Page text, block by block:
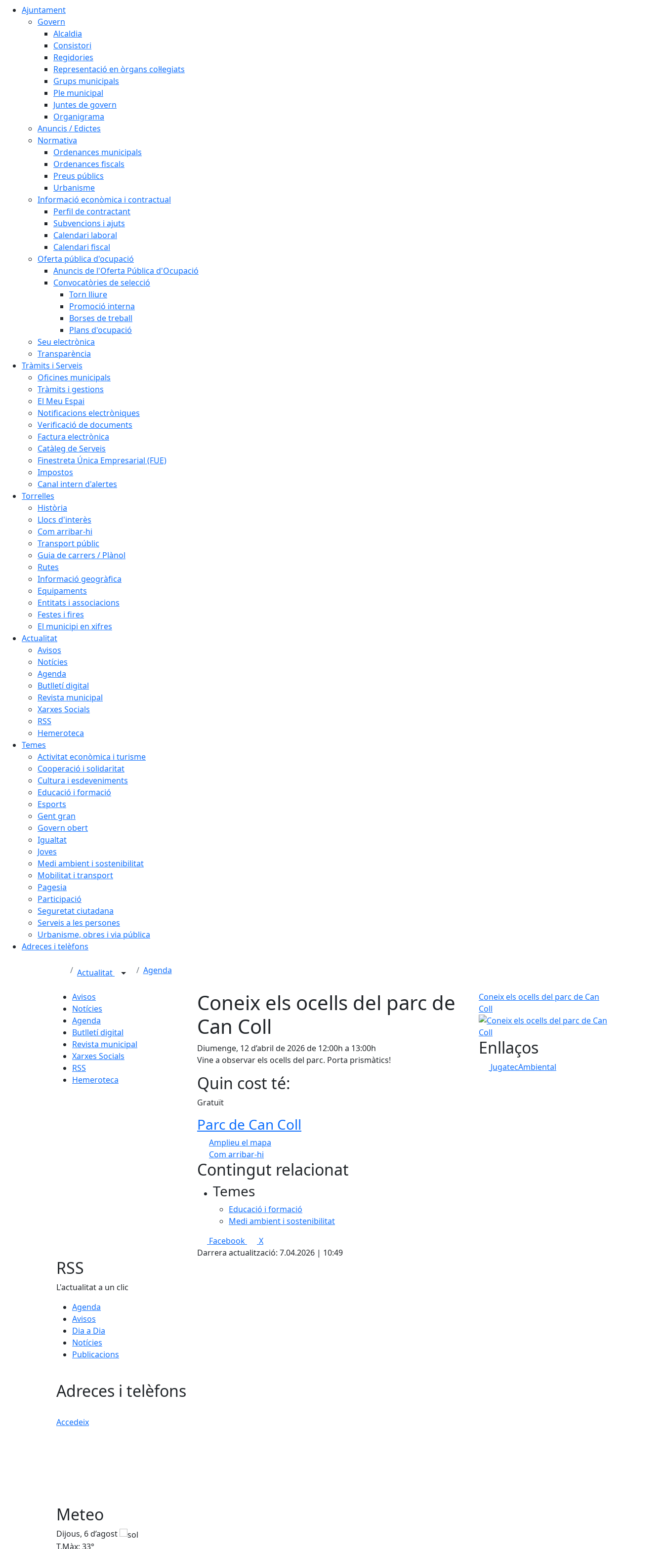
Ajuntament
Govern
Alcaldia
Consistori
Regidories
Representació en òrgans col·legiats
Grups municipals
Ple municipal
Juntes de govern
Organigrama
Anuncis / Edictes
Normativa
Ordenances municipals
Ordenances fiscals
Preus públics
Urbanisme
Informació econòmica i contractual
Perfil de contractant
Subvencions i ajuts
Calendari laboral
Calendari fiscal
Oferta pública d'ocupació
Anuncis de l'Oferta Pública d'Ocupació
Convocatòries de selecció
Torn lliure
Promoció interna
Borses de treball
Plans d'ocupació
Seu electrònica
Transparència
Tràmits i Serveis
Oficines municipals
Tràmits i gestions
El Meu Espai
Notificacions electròniques
Verificació de documents
Factura electrònica
Catàleg de Serveis
Finestreta Única Empresarial (FUE)
Impostos
Canal intern d'alertes
Torrelles
Història
Llocs d'interès
Com arribar-hi
Transport públic
Guia de carrers / Plànol
Rutes
Informació geogràfica
Equipaments
Entitats i associacions
Festes i fires
El municipi en xifres
Actualitat
Avisos
Notícies
Agenda
Butlletí digital
Revista municipal
Xarxes Socials
RSS
Hemeroteca
Temes
Activitat econòmica i turisme
Cooperació i solidaritat
Cultura i esdeveniments
Educació i formació
Esports
Gent gran
Govern obert
Igualtat
Joves
Medi ambient i sostenibilitat
Mobilitat i transport
Pagesia
Participació
Seguretat ciutadana
Serveis a les persones
Urbanisme, obres i via pública
Adreces i telèfons
Actualitat Agenda
Avisos
Notícies
Agenda
Butlletí digital
Revista municipal
Xarxes Socials
RSS
Hemeroteca
Coneix els ocells del parc de
Can Coll
Diumenge, 12 d’abril de 2026 de 12:00h a 13:00h
Vine a observar els ocells del parc. Porta prismàtics!
Quin cost té:
Gratuït
Parc de Can Coll
Amplieu el mapa
Com arribar-hi
+
−
Contingut relacionat
Temes
Educació i formació
Medi ambient i sostenibilitat
Facebook
X
Darrera actualització: 7.04.2026 | 10:49
Coneix els ocells del parc de Can
Coll
Enllaços
JugatecAmbiental
RSS
L'actualitat a un clic
Agenda
Avisos
Dia a Dia
Notícies
Publicacions
Adreces i telèfons
Accedeix
Meteo
Dijous, 6 d’agost
T.Màx: 33°